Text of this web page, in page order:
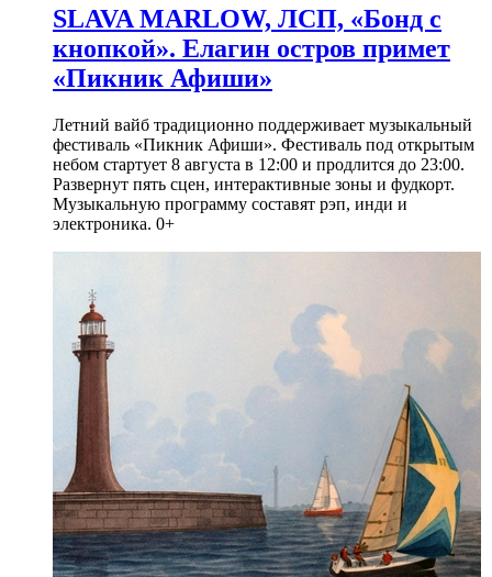
SLAVA MARLOW, ЛСП, «Бонд с
кнопкой». Елагин остров примет
«Пикник Афиши»
Летний вайб традиционно поддерживает музыкальный
фестиваль «Пикник Афиши». Фестиваль под открытым
небом стартует 8 августа в 12:00 и продлится до 23:00.
Развернут пять сцен, интерактивные зоны и фудкорт.
Музыкальную программу составят рэп, инди и
электроника. 0+